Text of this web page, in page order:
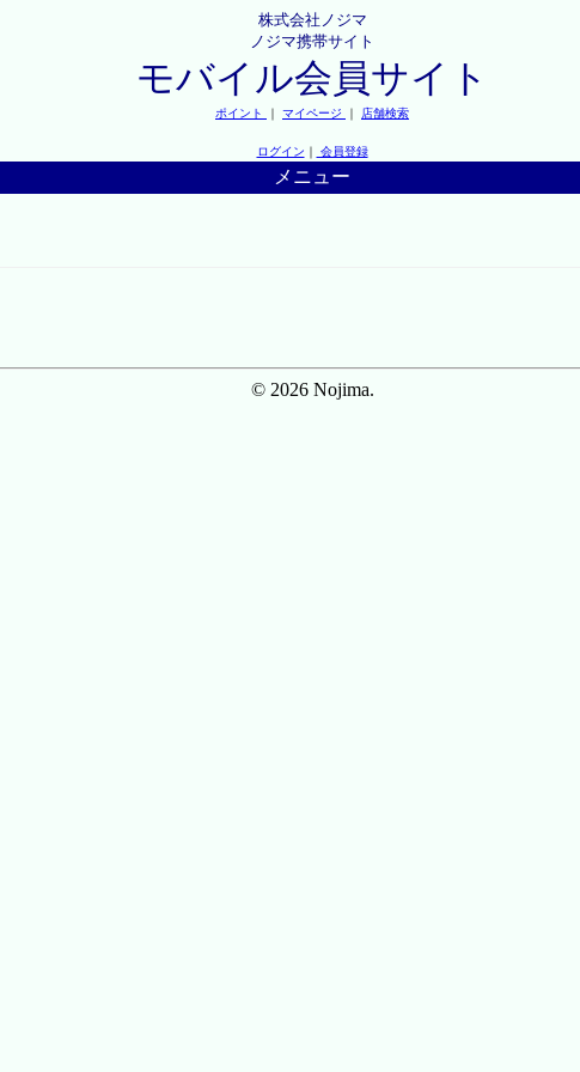
株式会社ノジマ
ノジマ携帯サイト
モバイル会員サイト
ポイント ｜ マイページ ｜ 店舗検索
ログイン ｜ 会員登録
メニュー
© 2026 Nojima.